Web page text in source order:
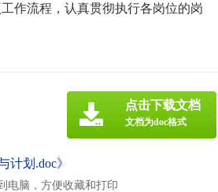
作流程，认真贯彻执行各岗位的岗
计划.doc》
电脑，方便收藏和打印
点击下载文档
文档为doc格式